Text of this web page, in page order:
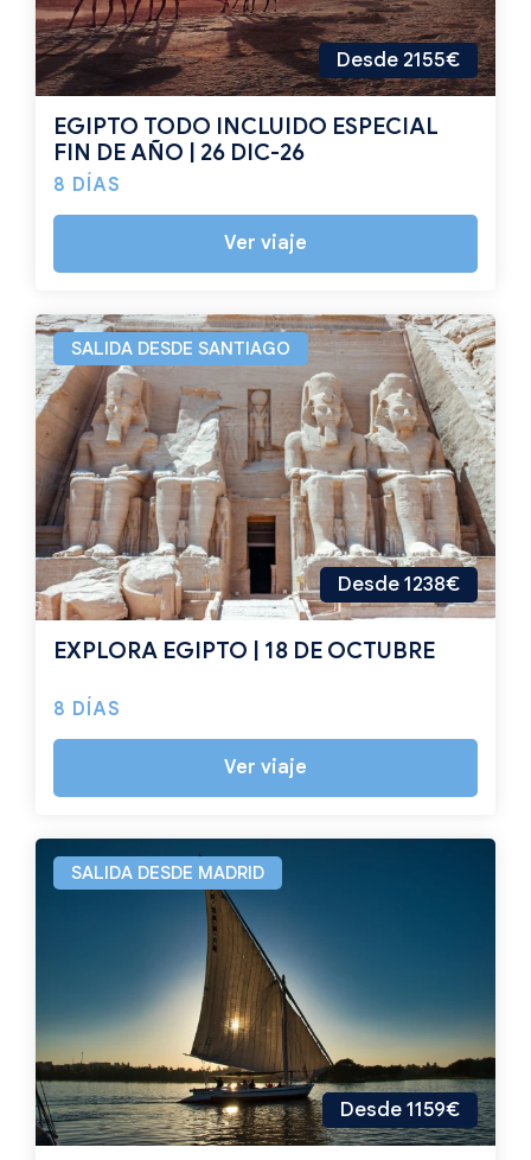
Desde 2155€
EGIPTO TODO INCLUIDO ESPECIAL
FIN DE AÑO | 26 DIC-26
8 DÍAS
Ver viaje
Desde 1238€
SALIDA DESDE SANTIAGO
EXPLORA EGIPTO | 18 DE OCTUBRE
8 DÍAS
Ver viaje
Desde 1159€
SALIDA DESDE MADRID